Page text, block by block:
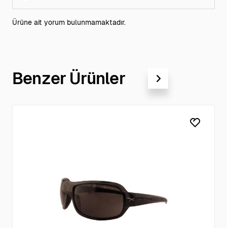
Ürüne ait yorum bulunmamaktadır.
Benzer Ürünler